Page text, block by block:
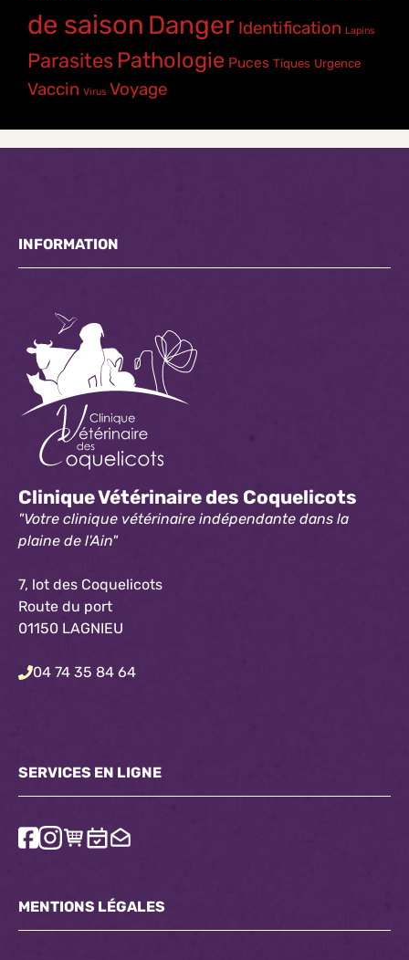
de saison Danger Identification Lapins
Parasites Pathologie Puces Tiques Urgence
Vaccin Virus Voyage
INFORMATION
Clinique Vétérinaire des Coquelicots
"Votre clinique vétérinaire indépendante dans la
plaine de l'Ain"
7, lot des Coquelicots
Route du port
01150 LAGNIEU
04 74 35 84 64
SERVICES EN LIGNE
MENTIONS LÉGALES